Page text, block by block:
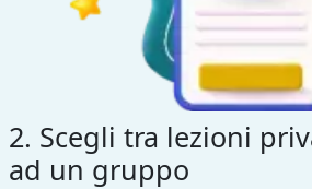
2. Scegli tra lezioni
ad un gruppo